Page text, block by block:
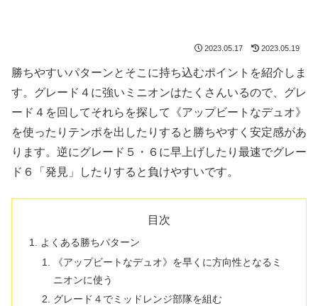
2023.05.17 2023.05.19
勝ちやすいパターンとそこに持ち込むポイントを紹介しま
す。グレード４に強いミニオンはたくさんいるので、グレ
ード４を回してそれらを探して《アップビートなデュオ》
を使ったりテンポを出したりすると勝ちやすく安定感があ
ります。逆にグレード５・６に早上げしたり最速でグレー
ド６「発見」したりすると負けやすいです。
目次
よくある勝ちパターン
《アップビートなデュオ》を早くに方向性となるミ
ニオンに使う
グレード４でミッドレンジ部隊を組む